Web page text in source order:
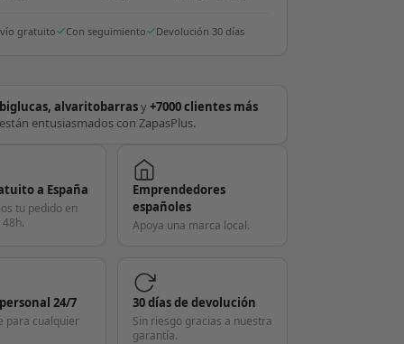
gratuito Con seguimiento Devolución 30 días
biglucas, alvaritobarrasy+7000 clientes más
están entusiasmados con ZapasPlus.
a España
tu pedido en
Emprendedores
españoles
Apoya una marca local.
24/7
para cualquier
30 días de devolución
Sin riesgo gracias a nuestra
garantía.